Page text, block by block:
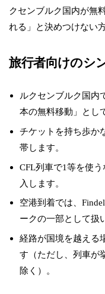
クセンブルク国内が無
れる」と決めつけない
旅行者向けのシ
ルクセンブルク国内
本の無料移動」とし
チケットを持ち歩か
帯します。
CFL列車で1等を使
入します。
空港到着では、
ークの一部として扱
経路が国境を越える
す（ただし、列車が
除く）。